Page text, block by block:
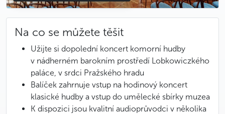
Na co se můžete těšit
Užijte si dopolední koncert komorní hudby
v nádherném barokním prostředí Lobkowiczkého
paláce, v srdci Pražského hradu
Balíček zahrnuje vstup na hodinový koncert
klasické hudby a vstup do umělecké sbírky muzea
K dispozici jsou kvalitní audioprůvodci v několika